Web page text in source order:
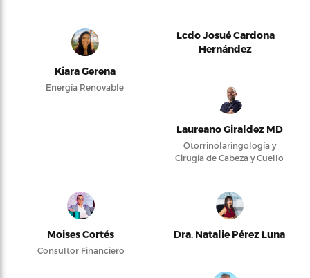
Kiara Gerena
Energía Renovable
Lcdo Josué Cardona
Hernández
Laureano Giraldez MD
Otorrinolaringología y
Cirugía de Cabeza y Cuello
Moises Cortés
Consultor Financiero
Dra. Natalie Pérez Luna